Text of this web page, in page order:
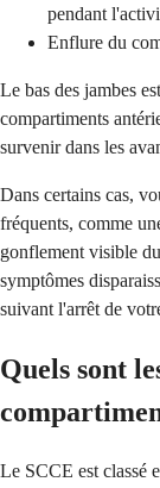
pendant
Enflure du
Le bas des jambes
compartiments
survenir dans les
Dans certains cas,
fréquents, comme
gonflement visible
symptômes
suivant l'arrêt de
Quels sont
Le SCCE est classé